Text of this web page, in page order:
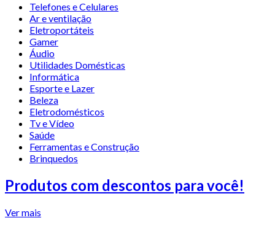
Telefones e Celulares
Ar e ventilação
Eletroportáteis
Gamer
Áudio
Utilidades Domésticas
Informática
Esporte e Lazer
Beleza
Eletrodomésticos
Tv e Vídeo
Saúde
Ferramentas e Construção
Brinquedos
Produtos com descontos para você!
Ver mais